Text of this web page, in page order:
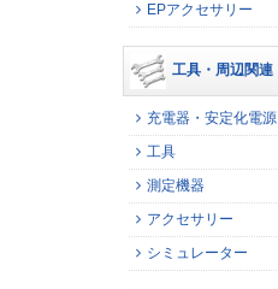
EPアクセサリー
工具・周辺関連
充電器・安定化電源
工具
測定機器
アクセサリー
シミュレーター